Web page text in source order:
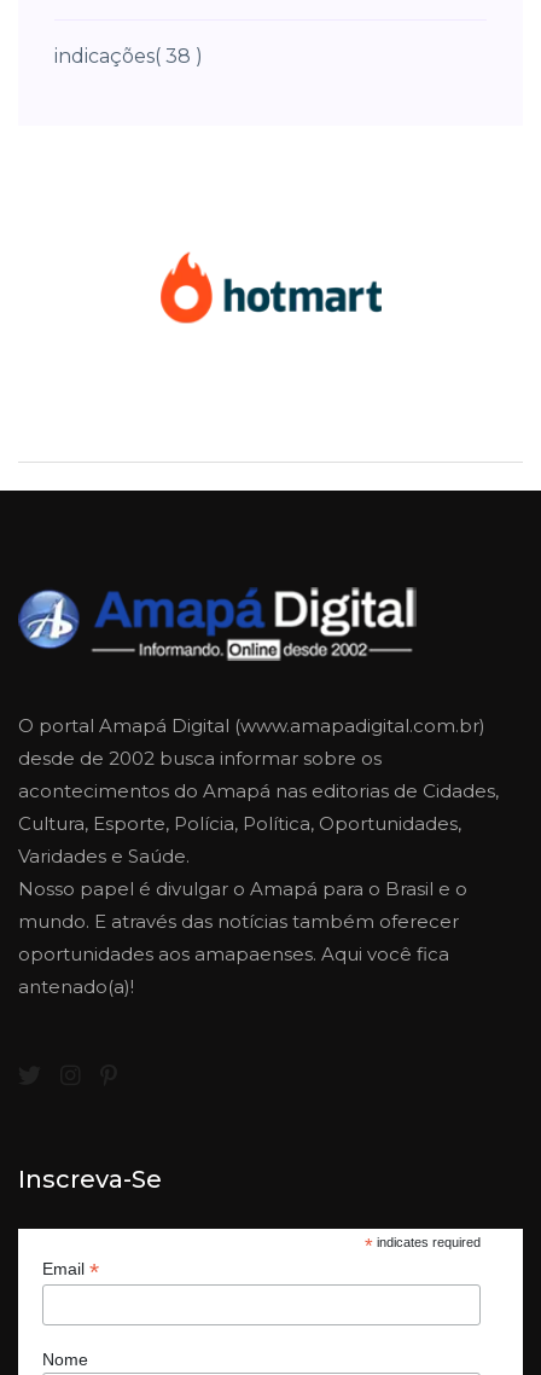
indicações( 38 )
O portal Amapá Digital (www.amapadigital.com.br)
desde de 2002 busca informar sobre os
acontecimentos do Amapá nas editorias de Cidades,
Cultura, Esporte, Polícia, Política, Oportunidades,
Varidades e Saúde.
Nosso papel é divulgar o Amapá para o Brasil e o
mundo. E através das notícias também oferecer
oportunidades aos amapaenses. Aqui você fica
antenado(a)!
Inscreva-Se
*indicates required
Email *
Nome